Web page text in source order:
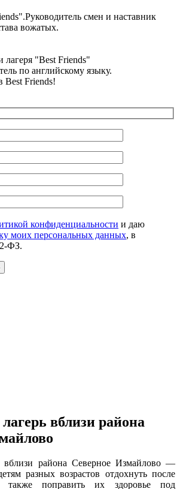
смен и наставник
вожатых.
лагеря "Best Friends"
по английскому языку.
Best Friends!
конфиденциальности и даю
моих персональных данных, в
ФЗ.
вблизи района
вблизи района Северное Измайлово —
разных возрастов отдохнуть после
также поправить их здоровье под